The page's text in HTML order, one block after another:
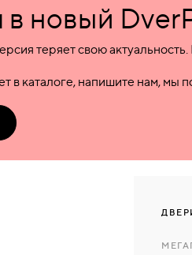
новый
теряет свою
в каталоге, напишите нам, мы